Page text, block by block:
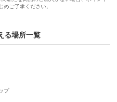
ご了承ください。
る場所一覧
プ